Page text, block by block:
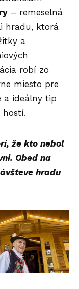
– remeselná
hradu, ktorá
a
robí zo
miesto pre
a ideálny tip
hostí.
že kto nebol
Obed na
hradu